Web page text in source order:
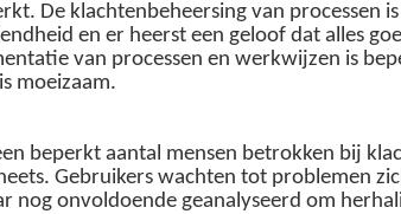
De klachtenbeheersing van processen
en er heerst een geloof dat alles
van processen en werkwijzen is
moeizaam.
beperkt aantal mensen betrokken bij
Gebruikers wachten tot problemen
nog onvoldoende geanalyseerd om